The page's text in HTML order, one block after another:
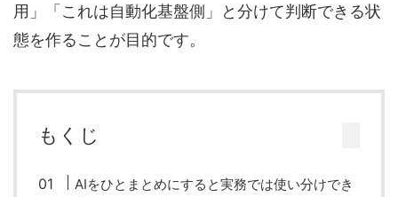
用」「これは自動化基盤側」と分けて判断できる状
態を作ることが目的です。
もくじ
AIをひとまとめにすると実務では使い分けでき